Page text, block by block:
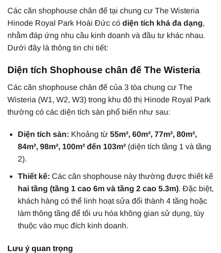
Các căn shophouse chân đế tại chung cư The Wisteria
Hinode Royal Park Hoài Đức có diện tích khá đa dạng,
nhằm đáp ứng nhu cầu kinh doanh và đầu tư khác nhau.
Dưới đây là thông tin chi tiết:
Diện tích Shophouse chân đế The Wisteria
Các căn shophouse chân đế của 3 tòa chung cư The
Wisteria (W1, W2, W3) trong khu đô thị Hinode Royal Park
thường có các diện tích sàn phổ biến như sau:
Diện tích sàn: Khoảng từ 55m², 60m², 77m², 80m²,
84m², 98m², 100m² đến 103m²(diện tích tầng 1 và tầng
2).
Thiết kế: Các căn shophouse này thường được thiết kế
hai tầng (tầng 1 cao 6m và tầng 2 cao 5.3m). Đặc biệt,
khách hàng có thể linh hoạt sửa đổi thành 4 tầng hoặc
làm thông tầng để tối ưu hóa không gian sử dụng, tùy
thuộc vào mục đích kinh doanh.
Lưu ý quan trọng